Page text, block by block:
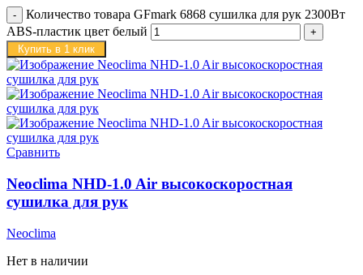
Количество товара GFmark 6868 сушилка для рук 2300Вт
ABS-пластик цвет белый
Купить в 1 клик
Сравнить
Neoclima NHD-1.0 Air высокоскоростная
сушилка для рук
Neoclima
Нет в наличии